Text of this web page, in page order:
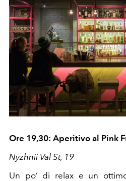
Ore 19,30: Aperitivo al Pink
Nyzhnii Val St, 19
Un po’ di relax e un